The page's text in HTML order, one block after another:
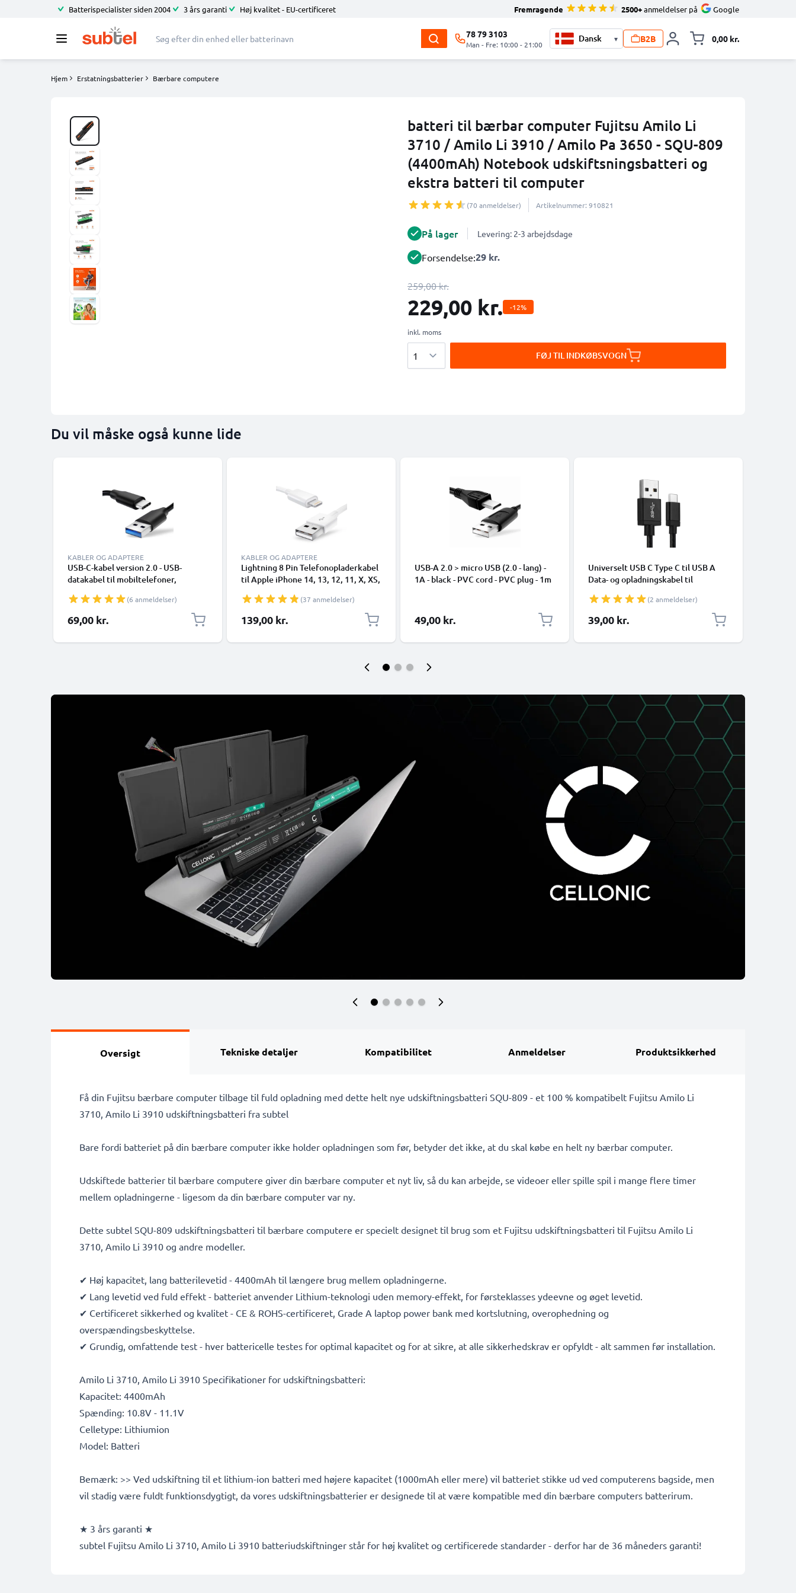
Batterispecialister siden 2004 3 års garanti Høj kvalitet - EU-certificeret Fremragende 2500+anmeldelser på Google
78 79 3103
Man - Fre: 10:00 - 21:00
▾ B2B 0,00 kr.
Hjem Erstatningsbatterier Bærbare computere
batteri til bærbar computer Fujitsu Amilo Li
3710 / Amilo Li 3910 / Amilo Pa 3650 - SQU-809
(4400mAh) Notebook udskiftsningsbatteri og
ekstra batteri til computer
(70 anmeldelser) Artikelnummer: 910821
På lager Levering: 2-3 arbejdsdage
Forsendelse:29 kr.
259,00 kr.
229,00 kr. -12%
inkl. moms
FØJ TIL INDKØBSVOGN
Du vil måske også kunne lide
KABLER OG ADAPTERE
USB-C-kabel version 2.0 - USB-
datakabel til mobiltelefoner,
Google Pixel), kameraer (Canon,
Panasonic Lumix, Sony, GoPro) og
mange flere - 1,0m 3A-opladerkabel
(6 anmeldelser)
69,00 kr.
KABLER OG ADAPTERE
Lightning 8 Pin Telefonopladerkabel
til Apple iPhone 14, 13, 12, 11, X, XS,
Smartphone datakabel hvid
(37 anmeldelser)
139,00 kr.
USB-A 2.0 > micro USB (2.0 - lang) -
1A - black - PVC cord - PVC plug - 1m
49,00 kr.
Universelt USB C Type C til USB A
Data- og opladningskabel til
højttalere - 3A Hurtig dataoverførsel
1m Nylon Opladerkabel - Sort
(2 anmeldelser)
39,00 kr.
Oversigt Tekniske detaljer Kompatibilitet Anmeldelser Produktsikkerhed
Få din Fujitsu bærbare computer tilbage til fuld opladning med dette helt nye udskiftningsbatteri SQU-809 - et 100 % kompatibelt Fujitsu Amilo Li
3710, Amilo Li 3910 udskiftningsbatteri fra subtel
Bare fordi batteriet på din bærbare computer ikke holder opladningen som før, betyder det ikke, at du skal købe en helt ny bærbar computer.
Udskiftede batterier til bærbare computere giver din bærbare computer et nyt liv, så du kan arbejde, se videoer eller spille spil i mange flere timer
mellem opladningerne - ligesom da din bærbare computer var ny.
Dette subtel SQU-809 udskiftningsbatteri til bærbare computere er specielt designet til brug som et Fujitsu udskiftningsbatteri til Fujitsu Amilo Li
3710, Amilo Li 3910 og andre modeller.
✔ Høj kapacitet, lang batterilevetid - 4400mAh til længere brug mellem opladningerne.
✔ Lang levetid ved fuld effekt - batteriet anvender Lithium-teknologi uden memory-effekt, for førsteklasses ydeevne og øget levetid.
✔ Certificeret sikkerhed og kvalitet - CE & ROHS-certificeret, Grade A laptop power bank med kortslutning, overophedning og
overspændingsbeskyttelse.
✔ Grundig, omfattende test - hver battericelle testes for optimal kapacitet og for at sikre, at alle sikkerhedskrav er opfyldt - alt sammen før installation.
Amilo Li 3710, Amilo Li 3910 Specifikationer for udskiftningsbatteri:
Kapacitet: 4400mAh
Spænding: 10.8V - 11.1V
Celletype: Lithiumion
Model: Batteri
Bemærk: >> Ved udskiftning til et lithium-ion batteri med højere kapacitet (1000mAh eller mere) vil batteriet stikke ud ved computerens bagside, men
vil stadig være fuldt funktionsdygtigt, da vores udskiftningsbatterier er designede til at være kompatible med din bærbare computers batterirum.
★ 3 års garanti ★
subtel Fujitsu Amilo Li 3710, Amilo Li 3910 batteriudskiftninger står for høj kvalitet og certificerede standarder - derfor har de 36 måneders garanti!